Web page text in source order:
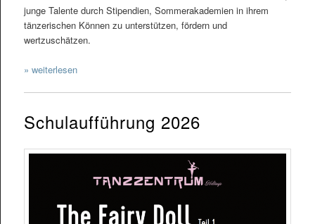
junge Talente durch Stipendien, Sommerakademien in ihrem
tänzerischen Können zu unterstützen, fördern und
wertzuschätzen.
» weiterlesen
Schulaufführung 2026